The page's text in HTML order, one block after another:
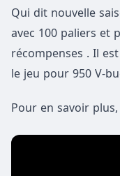
Qui dit nouvelle
avec 100 paliers et
récompenses . Il
le jeu pour 950 V-
Pour en savoir